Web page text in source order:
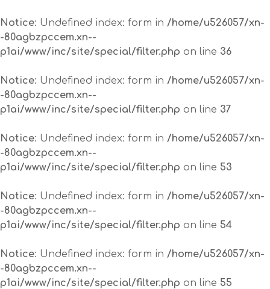
Notice: Undefined index: form in /home/u526057/xn-
-80agbzpccem.xn--
p1ai/www/inc/site/special/filter.php on line 36
Notice: Undefined index: form in /home/u526057/xn-
-80agbzpccem.xn--
p1ai/www/inc/site/special/filter.php on line 37
Notice: Undefined index: form in /home/u526057/xn-
-80agbzpccem.xn--
p1ai/www/inc/site/special/filter.php on line 53
Notice: Undefined index: form in /home/u526057/xn-
-80agbzpccem.xn--
p1ai/www/inc/site/special/filter.php on line 54
Notice: Undefined index: form in /home/u526057/xn-
-80agbzpccem.xn--
p1ai/www/inc/site/special/filter.php on line 55